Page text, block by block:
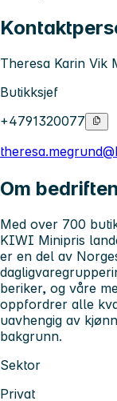
Theresa Karin Vik
Butikksjef
+4791320077
Om bedriften
Med over 700
KIWI Minipris
er en del av
beriker, og våre
oppfordrer alle
uavhengig av
bakgrunn.
Sektor
Privat